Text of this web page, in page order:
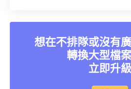
想在不排隊或沒有
轉換大型檔
立即升級